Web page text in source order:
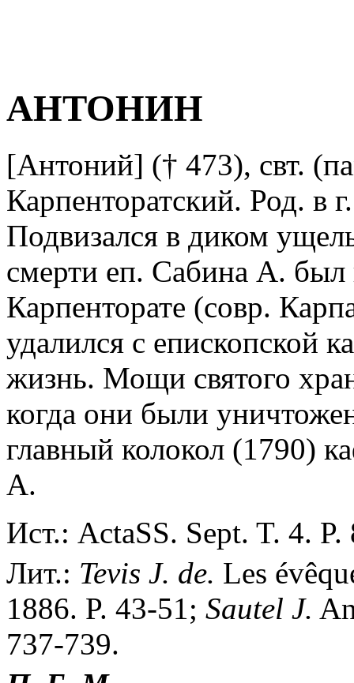
АНТОНИН
[Антоний] († 473), свт.
Карпенторатский. Род. в
Подвизался в диком
смерти еп. Сабина А. был
Карпенторате (совр.
удалился с епископской
жизнь. Мощи святого
когда они были
главный колокол (1790)
А.
Ист.: ActaSS. Sept. T. 4.
Лит.: Tevis J. de. Les
1886. P. 43-51; Sautel J.
737-739.